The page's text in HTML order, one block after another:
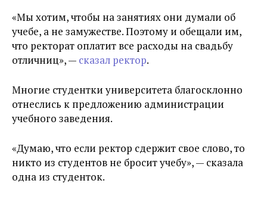
«Мы хотим, чтобы на занятиях они думали об
учебе, а не замужестве. Поэтому и обещали им,
что ректорат оплатит все расходы на свадьбу
отличниц», — сказал ректор.
Многие студентки университета благосклонно
отнеслись к предложению администрации
учебного заведения.
«Думаю, что если ректор сдержит свое слово, то
никто из студентов не бросит учебу», — сказала
одна из студенток.